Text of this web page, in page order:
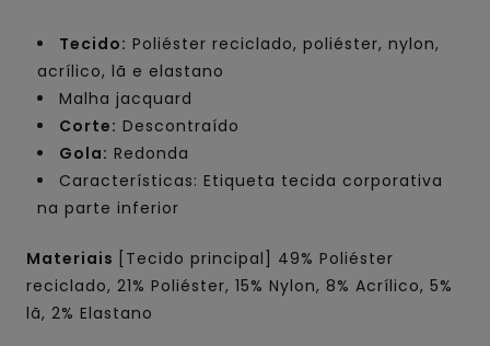
Tecido: Poliéster reciclado, poliéster, nylon,
acrílico, lã e elastano
Malha jacquard
Corte: Descontraído
Gola: Redonda
Características: Etiqueta tecida corporativa
na parte inferior
Materiais
[Tecido principal] 49% Poliéster
reciclado, 21% Poliéster, 15% Nylon, 8% Acrílico, 5%
lã, 2% Elastano